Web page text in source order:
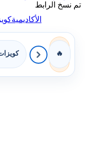
تم نسخ الرابط
الأكاديمية
🔥